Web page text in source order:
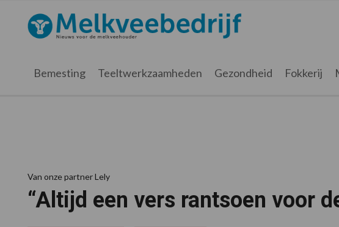
hoofdnavigatie
hoofd
eerste
voettekst
Melkveebedrijf.nl
Bemesting Teeltwerkzaamheden Gezondheid Fokkerij
Van onze partner Lely
“Altijd een vers rantsoen voor